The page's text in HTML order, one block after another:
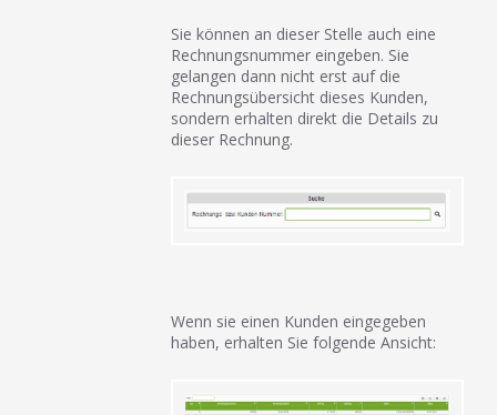
Sie können an dieser Stelle auch eine
Rechnungsnummer eingeben. Sie
gelangen dann nicht erst auf die
Rechnungsübersicht dieses Kunden,
sondern erhalten direkt die Details zu
dieser Rechnung.
Wenn sie einen Kunden eingegeben
haben, erhalten Sie folgende Ansicht: